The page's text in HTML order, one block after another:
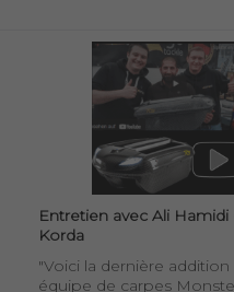
Entretien avec Ali Hamidi
Korda
"Voici la dernière
équipe de carpes